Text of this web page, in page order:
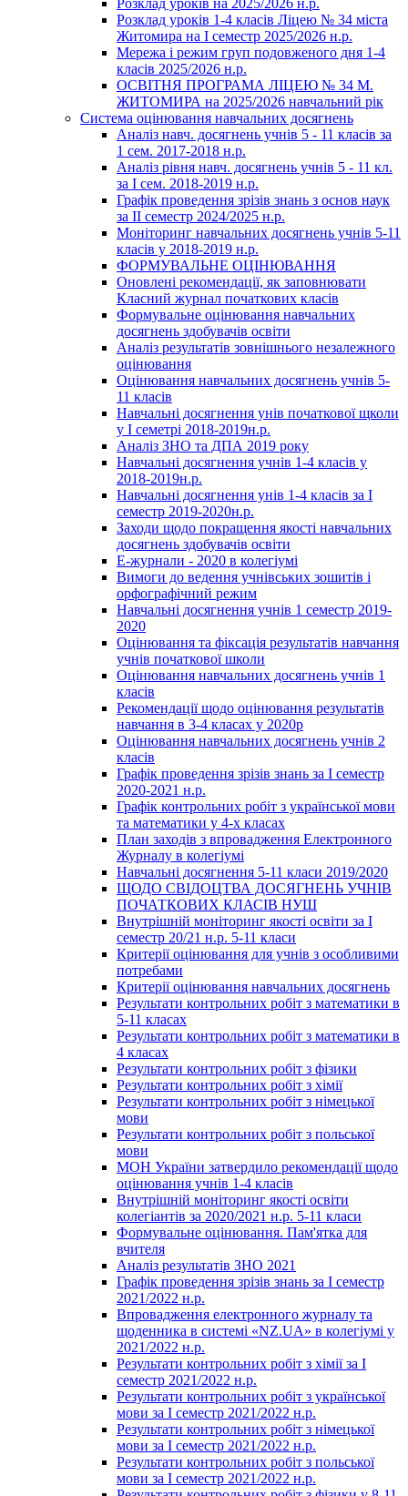
Розклад уроків 1-4 класів Ліцею № 34 міста
Житомира на І семестр 2025/2026 н.р.
Мережа і режим груп подовженого дня 1-4
класів 2025/2026 н.р.
ОСВІТНЯ ПРОГРАМА ЛІЦЕЮ № 34 М.
ЖИТОМИРА на 2025/2026 навчальний рік
Система оцінювання навчальних досягнень
Аналіз навч. досягнень учнів 5 - 11 класів за
1 сем. 2017-2018 н.р.
Аналіз рівня навч. досягнень учнів 5 - 11 кл.
за І сем. 2018-2019 н.р.
Графік проведення зрізів знань з основ наук
за ІІ семестр 2024/2025 н.р.
Моніторинг навчальних досягнень учнів 5-11
класів у 2018-2019 н.р.
ФОРМУВАЛЬНЕ ОЦІНЮВАННЯ
Оновлені рекомендації, як заповнювати
Класний журнал початкових класів
Формувальне оцінювання навчальних
досягнень здобувачів освіти
Аналіз результатів зовнішнього незалежного
оцінювання
Оцінювання навчальних досягнень учнів 5-
11 класів
Навчальні досягнення унів початкової щколи
у І семетрі 2018-2019н.р.
Аналіз ЗНО та ДПА 2019 року
Навчальні досягнення учнів 1-4 класів у
2018-2019н.р.
Навчальні досягнення унів 1-4 класів за І
семестр 2019-2020н.р.
Заходи щодо покращення якості навчальних
досягнень здобувачів освіти
Е-журнали - 2020 в колегіумі
Вимоги до ведення учнівських зошитів і
орфографічний режим
Навчальні досягнення учнів 1 семестр 2019-
2020
Оцінювання та фіксація результатів навчання
учнів початкової школи
Оцінювання навчальних досягнень учнів 1
класів
Рекомендації щодо оцінювання результатів
навчання в 3-4 класах у 2020р
Оцінювання навчальних досягнень учнів 2
класів
Графік проведення зрізів знань за І семестр
2020-2021 н.р.
Графік контрольних робіт з української мови
та математики у 4-х класах
План заходів з впровадження Електронного
Журналу в колегіумі
Навчальні досягнення 5-11 класи 2019/2020
ЩОДО СВІДОЦТВА ДОСЯГНЕНЬ УЧНІВ
ПОЧАТКОВИХ КЛАСІВ НУШ
Внутрішній моніторинг якості освіти за І
семестр 20/21 н.р. 5-11 класи
Критерії оцінювання для учнів з особливими
потребами
Критерії оцінювання навчальних досягнень
Результати контрольних робіт з математики в
5-11 класах
Результати контрольних робіт з математики в
4 класах
Результати контрольних робіт з фізики
Результати контрольних робіт з хімії
Результати контрольних робіт з німецької
мови
Результати контрольних робіт з польської
мови
МОН України затвердило рекомендації щодо
оцінювання учнів 1-4 класів
Внутрішній моніторинг якості освіти
колегіантів за 2020/2021 н.р. 5-11 класи
Формувальне оцінювання. Пам'ятка для
вчителя
Аналіз результатів ЗНО 2021
Графік проведення зрізів знань за І семестр
2021/2022 н.р.
Впровадження електронного журналу та
щоденника в системі «NZ.UA» в колегіумі у
2021/2022 н.р.
Результати контрольних робіт з хімії за І
семестр 2021/2022 н.р.
Результати контрольних робіт з української
мови за І семестр 2021/2022 н.р.
Результати контрольних робіт з німецької
мови за І семестр 2021/2022 н.р.
Результати контрольних робіт з польської
мови за І семестр 2021/2022 н.р.